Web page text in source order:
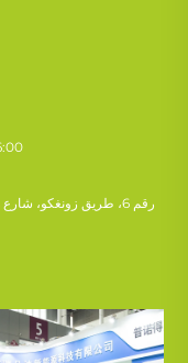
9:00-6:00
رقم 6، طريق زونغكو،